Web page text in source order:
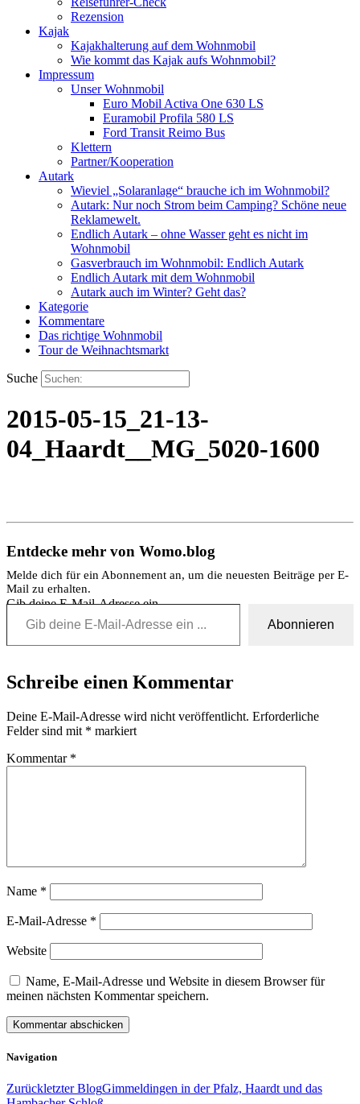
Rezension
Kajak
Kajakhalterung auf dem Wohnmobil
Wie kommt das Kajak aufs Wohnmobil?
Impressum
Unser Wohnmobil
Euro Mobil Activa One 630 LS
Euramobil Profila 580 LS
Ford Transit Reimo Bus
Klettern
Partner/Kooperation
Autark
Wieviel „Solaranlage“ brauche ich im Wohnmobil?
Autark: Nur noch Strom beim Camping? Schöne neue
Reklamewelt.
Endlich Autark – ohne Wasser geht es nicht im
Wohnmobil
Gasverbrauch im Wohnmobil: Endlich Autark
Endlich Autark mit dem Wohnmobil
Autark auch im Winter? Geht das?
Kategorie
Kommentare
Das richtige Wohnmobil
Tour de Weihnachtsmarkt
Suche
2015-05-15_21-13-
04_Haardt__MG_5020-1600
Entdecke mehr von Womo.blog
Melde dich für ein Abonnement an, um die neuesten Beiträge per E-
Mail zu erhalten.
Gib deine E-Mail-Adresse ein ...
Abonnieren
Schreibe einen Kommentar
Deine E-Mail-Adresse wird nicht veröffentlicht. Erforderliche
Felder sind mit * markiert
Kommentar *
Name *
E-Mail-Adresse *
Website
Name, E-Mail-Adresse und Website in diesem Browser für
meinen nächsten Kommentar speichern.
Navigation
Zurückletzter BlogGimmeldingen in der Pfalz, Haardt und das